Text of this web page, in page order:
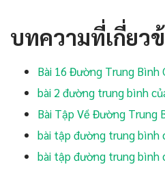
บทความที่เกี่ยว
Bài 16 Đường Trung Bình
bài 2 đường trung bình
Bài Tập Về Đường Trung
bài tập đường trung bình
bài tập đường trung bình